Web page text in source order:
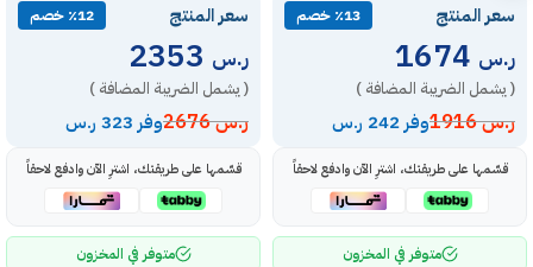
سعر المنتج ٪13 خصم
ر.س
( يشمل الضريبة المضافة )
ر.س1916 وفر 242 ر.س
قسّمها على طريقتك، اشترِ الآن وادفع لاحقاً
متوفر في المخزون
سعر المنتج ٪12 خصم
ر.س
( يشمل الضريبة المضافة )
ر.س2676 وفر 323 ر.س
قسّمها على طريقتك، اشترِ الآن وادفع لاحقاً
متوفر في المخزون